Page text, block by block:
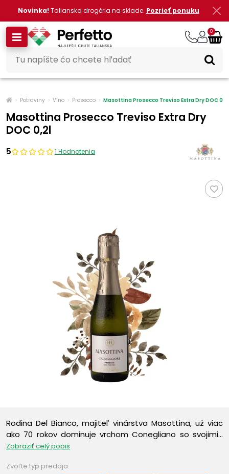
Novinka! Talianska drogéria na sklade. Pozrieť ponuku
0
Potraviny Víno Prosecco Masottina Prosecco Treviso Extra Dry DOC 0,2l
Masottina Prosecco Treviso Extra Dry
DOC 0,2l
5 1 Hodnotenia
Rodina Del Bianco, majiteľ vinárstva Masottina, už viac
ako 70 rokov dominuje vrchom Conegliano so svojimi…
Zobraziť celý popis
Zvoľte typ predaja: